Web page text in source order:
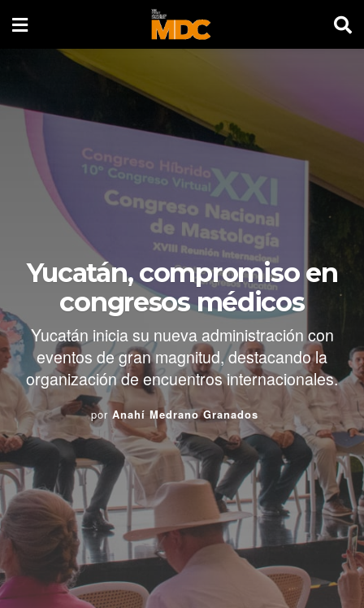
Yucatán, compromiso en
congresos médicos
Yucatán inicia su nueva administración con
eventos de gran magnitud, destacando la
organización de encuentros internacionales.
por Anahí Medrano Granados